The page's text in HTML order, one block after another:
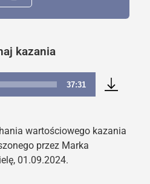
kazania
Odtwarzacz
37:31
wartościowego kazania
przez Marka
01.09.2024.